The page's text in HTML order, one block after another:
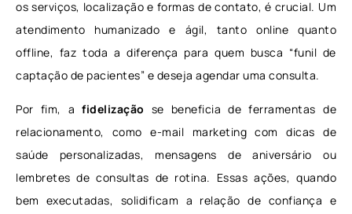
os serviços, localização e formas de contato, é crucial. Um
atendimento humanizado e ágil, tanto online quanto
offline, faz toda a diferença para quem busca “funil de
captação de pacientes” e deseja agendar uma consulta.
Por fim, afidelização se beneficia de ferramentas de
relacionamento, como e-mail marketing com dicas de
saúde personalizadas, mensagens de aniversário ou
lembretes de consultas de rotina. Essas ações, quando
bem executadas, solidificam a relação de confiança e